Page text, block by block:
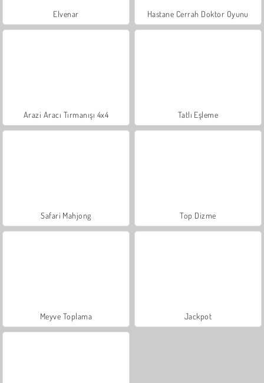
Elvenar Hastane Cerrah Doktor Oyunu
Arazi Aracı Tırmanışı 4x4 Tatlı Eşleme
Safari Mahjong Top Dizme
Meyve Toplama Jackpot